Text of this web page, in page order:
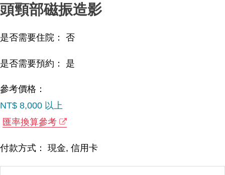
頭頸部磁振造影
是否需要住院： 否
是否需要預約： 是
參考價格：
NT$ 8,000 以上
匯率換算參考
付款方式： 現金, 信用卡